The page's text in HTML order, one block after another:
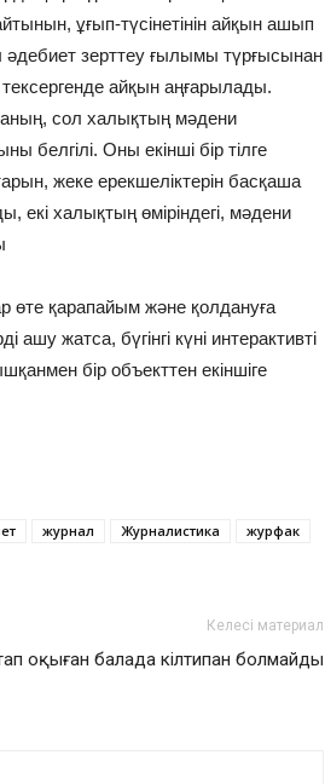
ұғып-түсінетінін айқын ашып
зерттеу ғылымы түрғысынан
айқын аңғарылады.
сол халықтың мәдени
белгілі. Оны екінші бір тілге
жеке ерекшеліктерін басқаша
екі халықтың өміріндегі, мәдени
өте қарапайым және қолдануға
жатса, бүгінгі күні интерактивті
бір объекттен екіншіге
журнал Журналистика
журфак
Келесі материал
оқыған балада кілтипан болмайды